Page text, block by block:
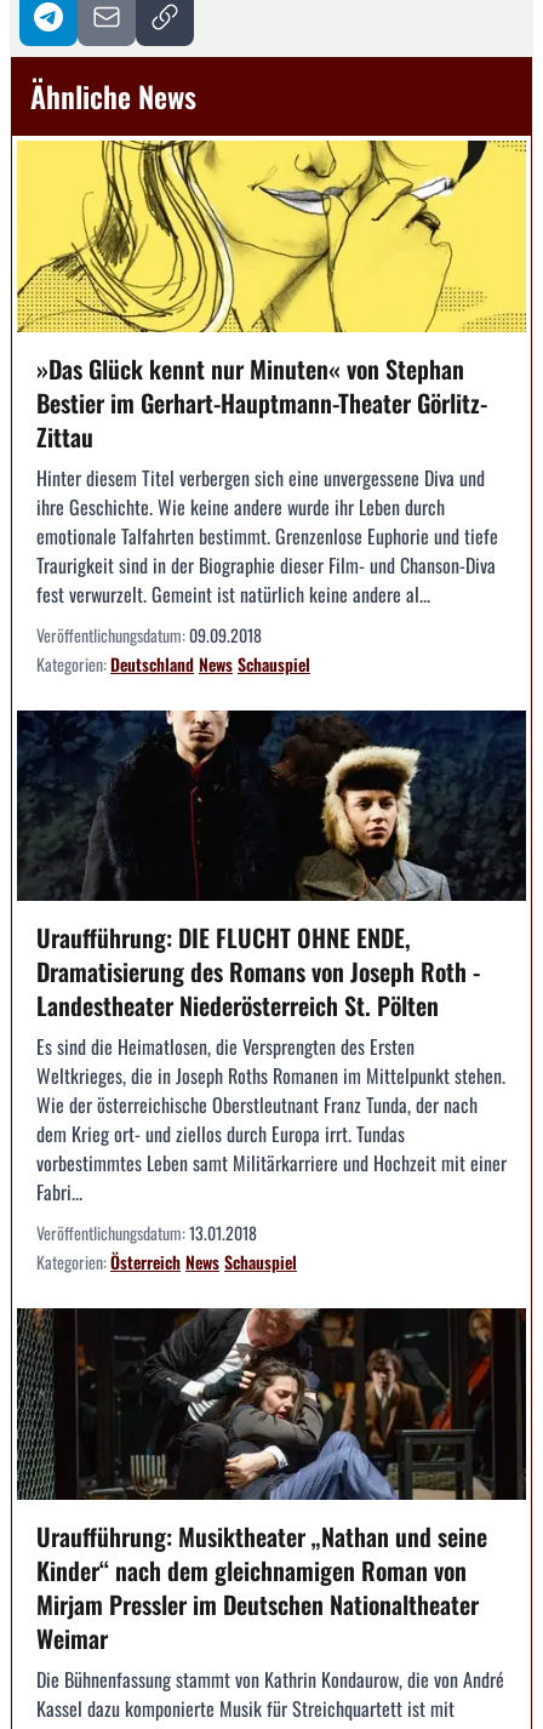
Ähnliche News
»Das Glück kennt nur Minuten« von Stephan
Bestier im Gerhart-Hauptmann-Theater Görlitz-
Zittau
Hinter diesem Titel verbergen sich eine unvergessene Diva und
ihre Geschichte. Wie keine andere wurde ihr Leben durch
emotionale Talfahrten bestimmt. Grenzenlose Euphorie und tiefe
Traurigkeit sind in der Biographie dieser Film- und Chanson-Diva
fest verwurzelt. Gemeint ist natürlich keine andere al...
Veröffentlichungsdatum:09.09.2018
Kategorien:DeutschlandNewsSchauspiel
Uraufführung: DIE FLUCHT OHNE ENDE,
Dramatisierung des Romans von Joseph Roth -
Landestheater Niederösterreich St. Pölten
Es sind die Heimatlosen, die Versprengten des Ersten
Weltkrieges, die in Joseph Roths Romanen im Mittelpunkt stehen.
Wie der österreichische Oberstleutnant Franz Tunda, der nach
dem Krieg ort- und ziellos durch Europa irrt. Tundas
vorbestimmtes Leben samt Militärkarriere und Hochzeit mit einer
Fabri...
Veröffentlichungsdatum:13.01.2018
Kategorien:ÖsterreichNewsSchauspiel
Uraufführung: Musiktheater „Nathan und seine
Kinder“ nach dem gleichnamigen Roman von
Mirjam Pressler im Deutschen Nationaltheater
Weimar
Die Bühnenfassung stammt von Kathrin Kondaurow, die von André
Kassel dazu komponierte Musik für Streichquartett ist mit